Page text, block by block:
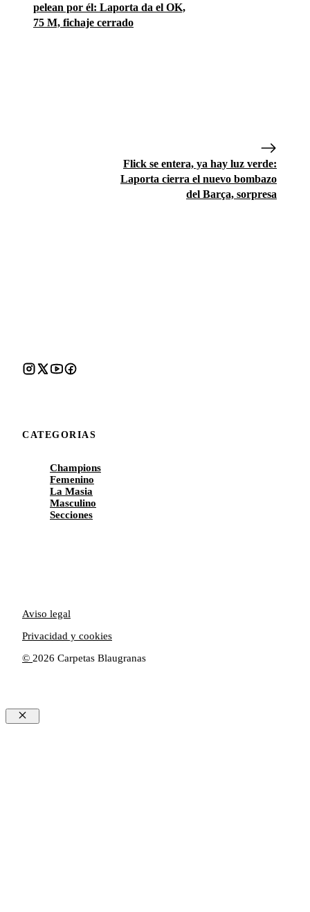
pelean por él: Laporta da el OK,
75 M, fichaje cerrado
Flick se entera, ya hay luz verde:
Laporta cierra el nuevo bombazo
del Barça, sorpresa
CATEGORIAS
Champions
Femenino
La Masia
Masculino
Secciones
© 2026 Carpetas Blaugranas
Aviso legal
Privacidad y cookies
Cerrar